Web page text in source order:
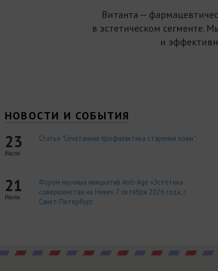
Витанта —
в эстетическом сегменте.
и
НОВОСТИ И СОБЫТИЯ
23
Июля
Статья "Сочетанная профилактика старения кожи."
21
Июля
Форум научных инициатив Anti-Age «Эстетика
совершенства на Неве» 7 октября 2026 года, г.
Санкт-Петербург.